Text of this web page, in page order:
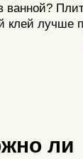
ванной?
клей лучше
ли